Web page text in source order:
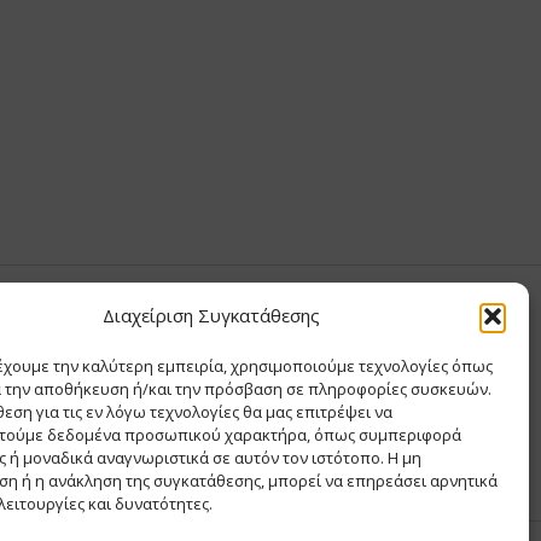
Διαχείριση Συγκατάθεσης
την καλύτερη εμπειρία, χρησιμοποιούμε τεχνολογίες όπως
την αποθήκευση ή/και την πρόσβαση σε πληροφορίες συσκευών.
για τις εν λόγω τεχνολογίες θα μας επιτρέψει να
δεδομένα προσωπικού χαρακτήρα, όπως συμπεριφορά
ή μοναδικά αναγνωριστικά σε αυτόν τον ιστότοπο. Η μη
ή η ανάκληση της συγκατάθεσης, μπορεί να επηρεάσει αρνητικά
και δυνατότητες.
Θ ΚΑΙ ΣΙΑ ΜΟΝΟΠΡΟΣΩΠΗ ΙΚΕ